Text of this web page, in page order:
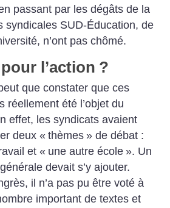
passant par les dégâts de la
syndicales SUD-Éducation, de
n’ont pas chômé.
l’action ?
que constater que ces
réellement été l’objet du
effet, les syndicats avaient
deux « thèmes » de débat :
et « une autre école ». Un
devait s’y ajouter.
il n’a pas pu être voté à
important de textes et